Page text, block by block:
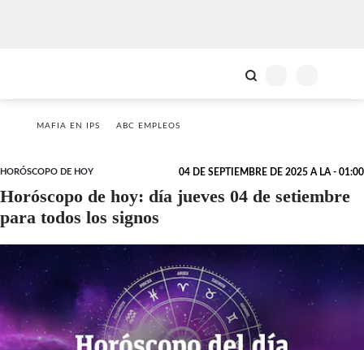
MAFIA EN IPS ABC EMPLEOS
HORÓSCOPO DE HOY 04 DE SEPTIEMBRE DE 2025 A LA - 01:00
Horóscopo de hoy: día jueves 04 de setiembre
para todos los signos